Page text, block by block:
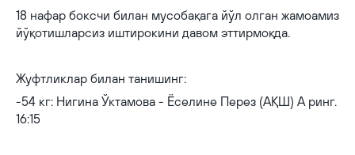
18 нафар боксчи билан мусобақага йўл олган жамоамиз
йўқотишларсиз иштирокини давом эттирмоқда.
Жуфтликлар билан танишинг:
-54 кг: Нигина Ўктамова - Ёселине Перез (АҚШ) А ринг.
16:15